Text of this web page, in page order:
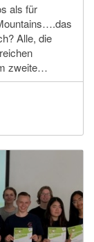
als für
Alle, die
zweite…